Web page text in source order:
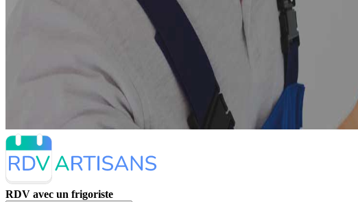
RDV avec un frigoriste